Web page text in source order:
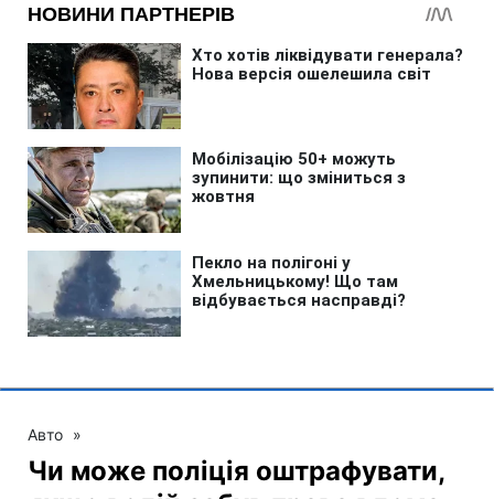
Авто »
Чи може поліція оштрафувати,